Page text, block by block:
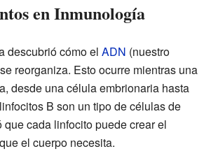
en Inmunología
descubrió cómo el ADN (nuestro
reorganiza. Esto ocurre mientras una
desde una célula embrionaria hasta
B son un tipo de células de
que cada linfocito puede crear el
el cuerpo necesita.